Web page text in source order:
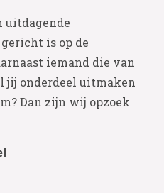
uitdagende
is op de
iemand die van
jij onderdeel uitmaken
Dan zijn wij opzoek